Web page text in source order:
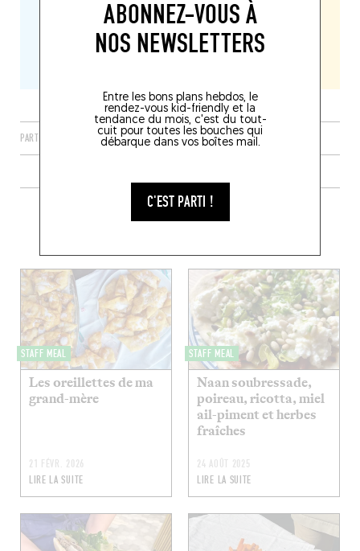
ABONNEZ-VOUS À
NOS NEWSLETTERS
Entre les bons plans hebdos, le
rendez-vous kid-friendly et la
tendance du mois, c'est du tout-
cuit pour toutes les bouches qui
débarque dans vos boîtes mail.
C'EST PARTI !
PARTAGER
PLUS DE RECETTE DE VIANDES /
STAFF MEAL
Les oreillettes de ma
grand-mère
21 FÉVR. 2026
LIRE LA SUITE
STAFF MEAL
Naan soubressade,
poireau, ricotta, miel
ail-piment et herbes
fraîches
24 AOÛT 2025
LIRE LA SUITE